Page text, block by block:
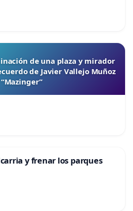
de una plaza y mirador
de Javier Vallejo Muñoz
“Mazinger”
y frenar los parques